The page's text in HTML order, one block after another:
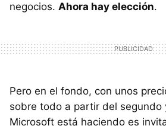
negocios. Ahora hay elección.
Pero en el fondo, con unos
sobre todo a partir del segundo
Microsoft está haciendo es